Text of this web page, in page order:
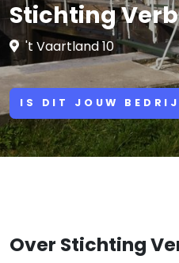
Stichting
't Vaartland 10
IS DIT JOUW
Over Stichting